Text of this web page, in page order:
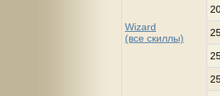
Wizard
(все скиллы)